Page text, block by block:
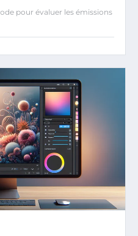
pour évaluer les émissions